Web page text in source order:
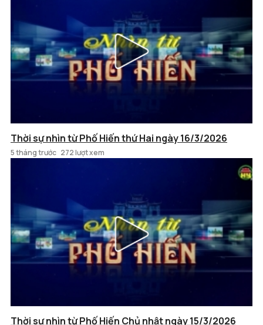
Thời sự nhìn từ Phố Hiến thứ Hai ngày 16/3/2026
5 tháng trước 272 lượt xem
Thời sự nhìn từ Phố Hiến Chủ nhật ngày 15/3/2026